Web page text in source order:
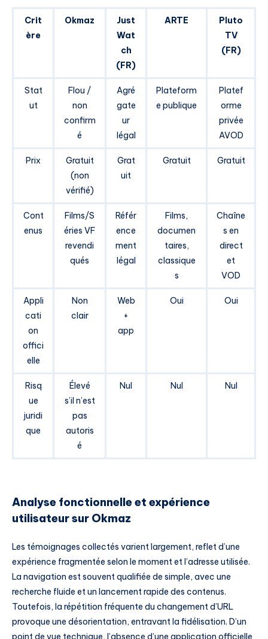
Crit
ère
Okmaz
Just
Wat
ch
(FR)
ARTE
Pluto
TV
(FR)
Stat
ut
Flou /
non
confirm
é
Agré
gate
ur
légal
Plateform
e publique
Platef
orme
privée
AVOD
Prix
Gratuit
(non
vérifié)
Grat
uit
Gratuit Gratuit
Cont
enus
Films/S
éries VF
revendi
qués
Référ
ence
ment
légal
Films,
documen
taires,
classique
s
Chaîne
s en
direct
et
VOD
Appli
cati
on
offici
elle
Non
clair
Web
+
app
Oui Oui
Risq
ue
juridi
que
Élevé
s’il n’est
pas
autoris
é
Nul Nul Nul
Analyse fonctionnelle et expérience
utilisateur sur Okmaz
Les témoignages collectés varient largement, reflet d’une
expérience fragmentée selon le moment et l’adresse utilisée.
La navigation est souvent qualifiée de simple, avec une
recherche fluide et un lancement rapide des contenus.
Toutefois, la répétition fréquente du changement d’URL
provoque une désorientation, entravant la fidélisation. D’un
point de vue technique, l’absence d’une application officielle